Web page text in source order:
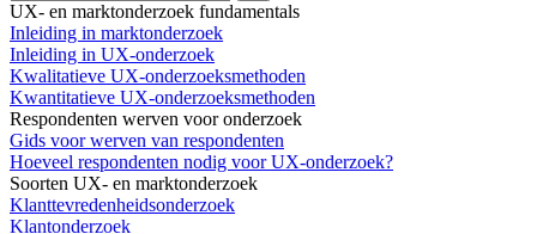
UX- en marktonderzoek fundamentals
Inleiding in marktonderzoek
Inleiding in UX-onderzoek
Kwalitatieve UX-onderzoeksmethoden
Kwantitatieve UX-onderzoeksmethoden
Respondenten werven voor onderzoek
Gids voor werven van respondenten
Hoeveel respondenten nodig voor UX-onderzoek?
Soorten UX- en marktonderzoek
Klanttevredenheidsonderzoek
Klantonderzoek